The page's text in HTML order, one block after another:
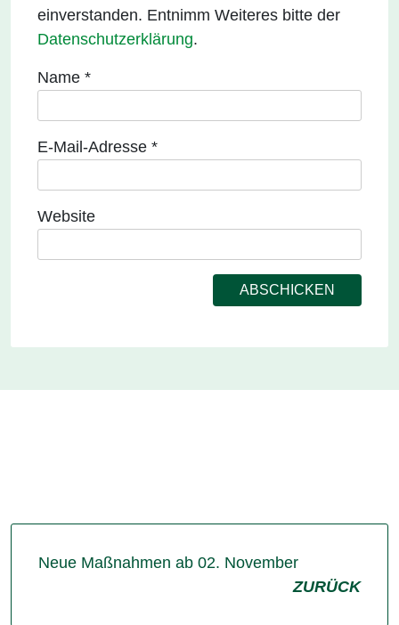
einverstanden. Entnimm Weiteres bitte der
Datenschutzerklärung.
Name *
E-Mail-Adresse *
Website
Neue Maßnahmen ab 02. November
ZURÜCK